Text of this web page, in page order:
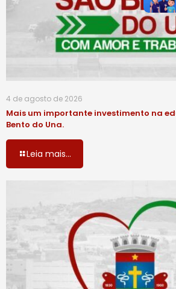
4 de agosto de 2026
Mais um importante investimento na
Bento do Una.
Leia mais...